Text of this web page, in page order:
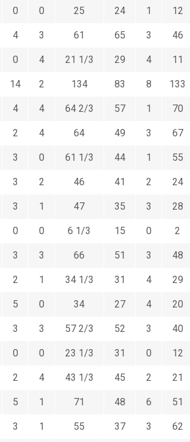
0 0 25 24 1 12
4 3 61 65 3 46
0 4 21 1/3 29 4 11
14 2 134 83 8 133
4 4 64 2/3 57 1 70
2 4 64 49 3 67
3 0 61 1/3 44 1 55
3 2 46 41 2 24
3 1 47 35 3 28
0 0 6 1/3 15 0 2
3 3 66 51 3 48
2 1 34 1/3 31 4 29
5 0 34 27 4 20
3 3 57 2/3 52 3 40
0 0 23 1/3 31 0 12
2 4 43 1/3 45 2 21
5 1 71 48 6 51
3 1 55 37 3 62